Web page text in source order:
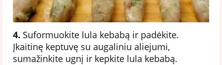
4. Suformuokite lula kebabą ir padėkite.
Įkaitinę keptuvę su augaliniu aliejumi,
sumažinkite ugnį ir kepkite lula kebabą.